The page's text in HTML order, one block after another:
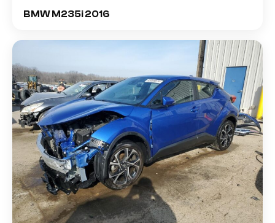
BMW M235i 2016